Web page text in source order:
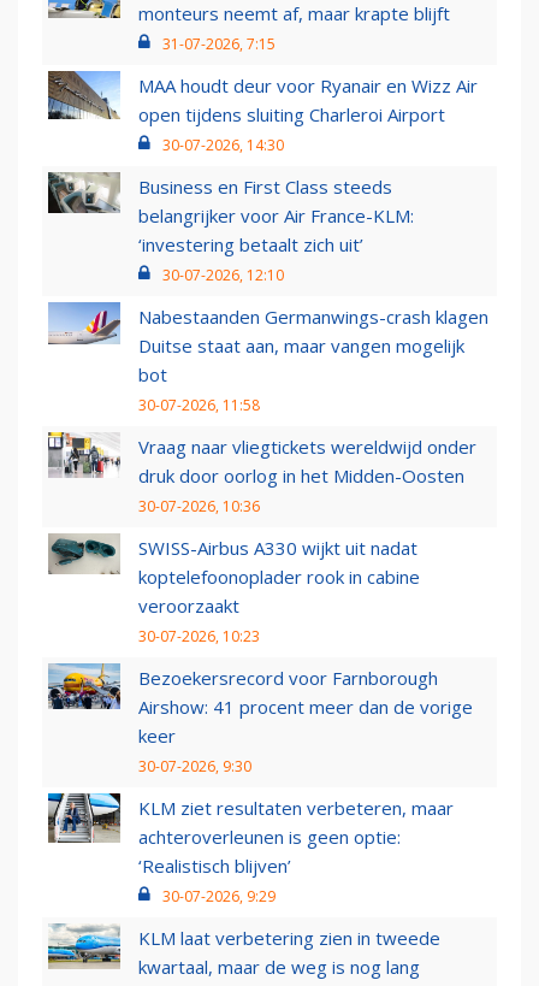
monteurs neemt af, maar krapte blijft
31-07-2026, 7:15
MAA houdt deur voor Ryanair en Wizz Air
open tijdens sluiting Charleroi Airport
30-07-2026, 14:30
Business en First Class steeds
belangrijker voor Air France-KLM:
‘investering betaalt zich uit’
30-07-2026, 12:10
Nabestaanden Germanwings-crash klagen
Duitse staat aan, maar vangen mogelijk
bot
30-07-2026, 11:58
Vraag naar vliegtickets wereldwijd onder
druk door oorlog in het Midden-Oosten
30-07-2026, 10:36
SWISS-Airbus A330 wijkt uit nadat
koptelefoonoplader rook in cabine
veroorzaakt
30-07-2026, 10:23
Bezoekersrecord voor Farnborough
Airshow: 41 procent meer dan de vorige
keer
30-07-2026, 9:30
KLM ziet resultaten verbeteren, maar
achteroverleunen is geen optie:
‘Realistisch blijven’
30-07-2026, 9:29
KLM laat verbetering zien in tweede
kwartaal, maar de weg is nog lang